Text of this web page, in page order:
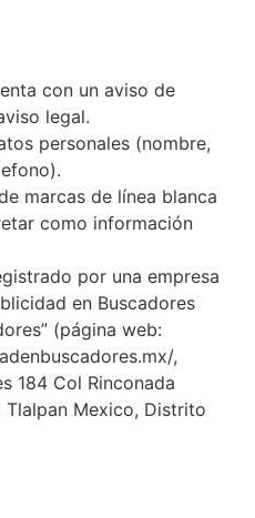
con un aviso de
legal.
personales (nombre,
marcas de línea blanca
como información
por una empresa
en Buscadores
(página web:
,
184 Col Rinconada
Tlalpan Mexico, Distrito